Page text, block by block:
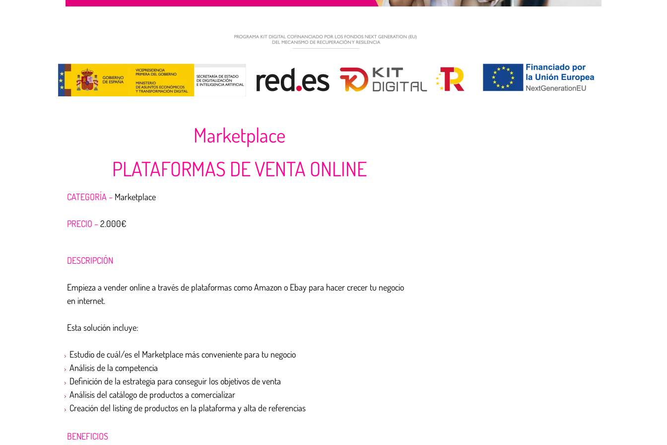
Marketplace
PLATAFORMAS DE VENTA ONLINE
CATEGORÍA – Marketplace
PRECIO –2.000€
DESCRIPCIÓN
Empieza a vender online a través de plataformas como Amazon o Ebay para hacer crecer tu negocio
en internet.
Esta solución incluye:
Estudio de cuál/es el Marketplace más conveniente para tu negocio
Análisis de la competencia
Definición de la estrategia para conseguir los objetivos de venta
Análisis del catálogo de productos a comercializar
Creación del listing de productos en la plataforma y alta de referencias
BENEFICIOS